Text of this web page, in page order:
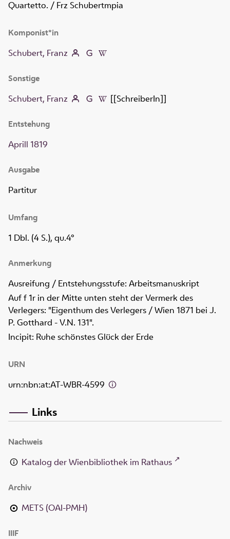
Quartetto. / Frz Schubertmpia
Komponist*in
Schubert, Franz
Sonstige
Schubert, Franz [[SchreiberIn]]
Entstehung
Aprill 1819
Ausgabe
Partitur
Umfang
1 Dbl. (4 S.), qu.4°
Anmerkung
Ausreifung / Entstehungsstufe: Arbeitsmanuskript
Auf f 1r in der Mitte unten steht der Vermerk des
Verlegers: "Eigenthum des Verlegers / Wien 1871 bei J.
P. Gotthard - V.N. 131".
Incipit: Ruhe schönstes Glück der Erde
URN
urn:nbn:at:AT-WBR-4599
Links
Nachweis
Katalog der Wienbibliothek im Rathaus
Archiv
METS (OAI-PMH)
IIIF